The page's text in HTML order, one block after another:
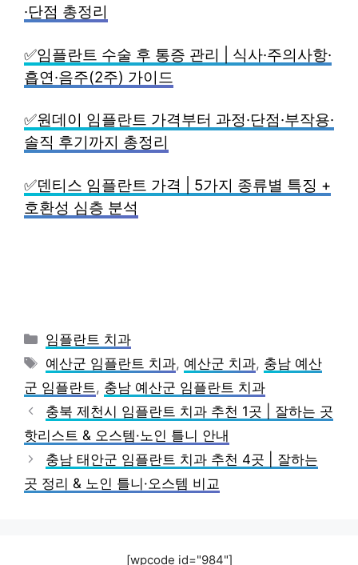
·단점 총정리
✅임플란트 수술 후 통증 관리 | 식사·주의사항·
흡연·음주(2주) 가이드
✅원데이 임플란트 가격부터 과정·단점·부작용·
솔직 후기까지 총정리
✅덴티스 임플란트 가격 | 5가지 종류별 특징 +
호환성 심층 분석
카
테
고
리
임플란트 치과
태
그
예산군 임플란트 치과, 예산군 치과, 충남 예산
군 임플란트 , 충남 예산군 임플란트 치과
충북 제천시 임플란트 치과 추천 1곳 | 잘하는 곳
핫리스트 & 오스템·노인 틀니 안내
충남 태안군 임플란트 치과 추천 4곳 | 잘하는
곳 정리 & 노인 틀니·오스템 비교
[wpcode id="984"]